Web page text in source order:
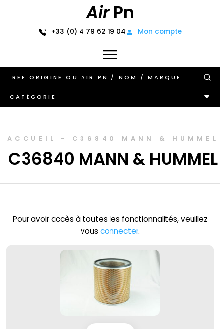
AirPn
+33 (0) 4 79 62 19 04 Mon compte
CATÉGORIE
ACCUEIL - C36840 MANN & HUMMEL
C36840 MANN & HUMMEL
Pour avoir accès à toutes les fonctionnalités, veuillez
vous connecter.